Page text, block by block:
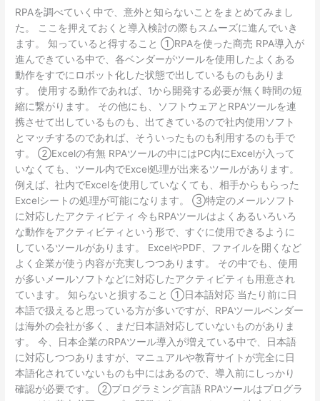
RPAを調べていく中で、意外と知らないことをまとめてみまし
た。 ここを押えておくと導入検討の際もスムーズに進んでいき
ます。 知っていると得すること ①RPAを使った商売 RPA導入が
進んできている中で、各ベンダーがツールを使用したよくある
動作をすでにロボット化した状態で出しているものもありま
す。 使用する動作であれば、1から開発する必要が無く時間の短
縮に繋がります。 その他にも、ソフトウェアとRPAツールを連
携させて出しているものも、出てきているので社内使用ソフト
とマッチするのであれば、そういったものも利用するのも手で
す。 ②Excelの有無 RPAツールの中にはPC内にExcelが入って
いなくても、ツール内でExcel処理が出来るツールがあります。
例えば、社内でExcelを使用していなくても、相手からもらった
Excelシートの処理が可能になります。 ③特定のメールソフト
に対応したアクティビティ 今もRPAツールはよくあるいろいろ
な動作をアクティビティという形で、すぐに使用できるように
しているツールがあります。 ExcelやPDF、ファイルを開くなど
よく企業が使う内容が充実しつつあります。 その中でも、使用
が多いメールソフトなどに対応したアクティビティも用意され
ています。 知らないと損すること ①日本語対応 当たり前に日
本語で扱えると思っている方が多いですが、RPAツールベンダー
は海外の会社が多く、まだ日本語対応していないものがありま
す。 今、日本企業のRPAツール導入が増えている中で、日本語
に対応しつつありますが、マニュアルや教育サイトが完全に日
本語化されていないものも中にはあるので、導入前にしっかり
確認が必要です。 ②プログラミング言語 RPAツールはプログラ